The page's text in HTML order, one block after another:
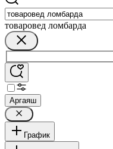
товаровед ломбарда
Аргаяш
График